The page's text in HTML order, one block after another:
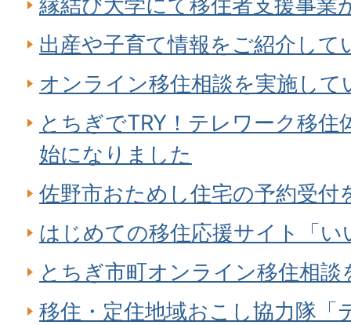
出産や子育て情報をご紹介して
オンライン移住相談を実施して
とちぎでTRY！テレワーク移住
始になりました
佐野市おためし住宅の予約受付
はじめての移住応援サイト「
とちぎ市町オンライン移住相
移住・定住地域おこし協力隊「